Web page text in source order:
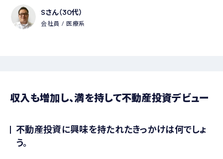
Sさん（30代）
会社員 医療系
収入も増加し、満を持して不動産投資デビュー
不動産投資に興味を持たれたきっかけは何でしょ
う。